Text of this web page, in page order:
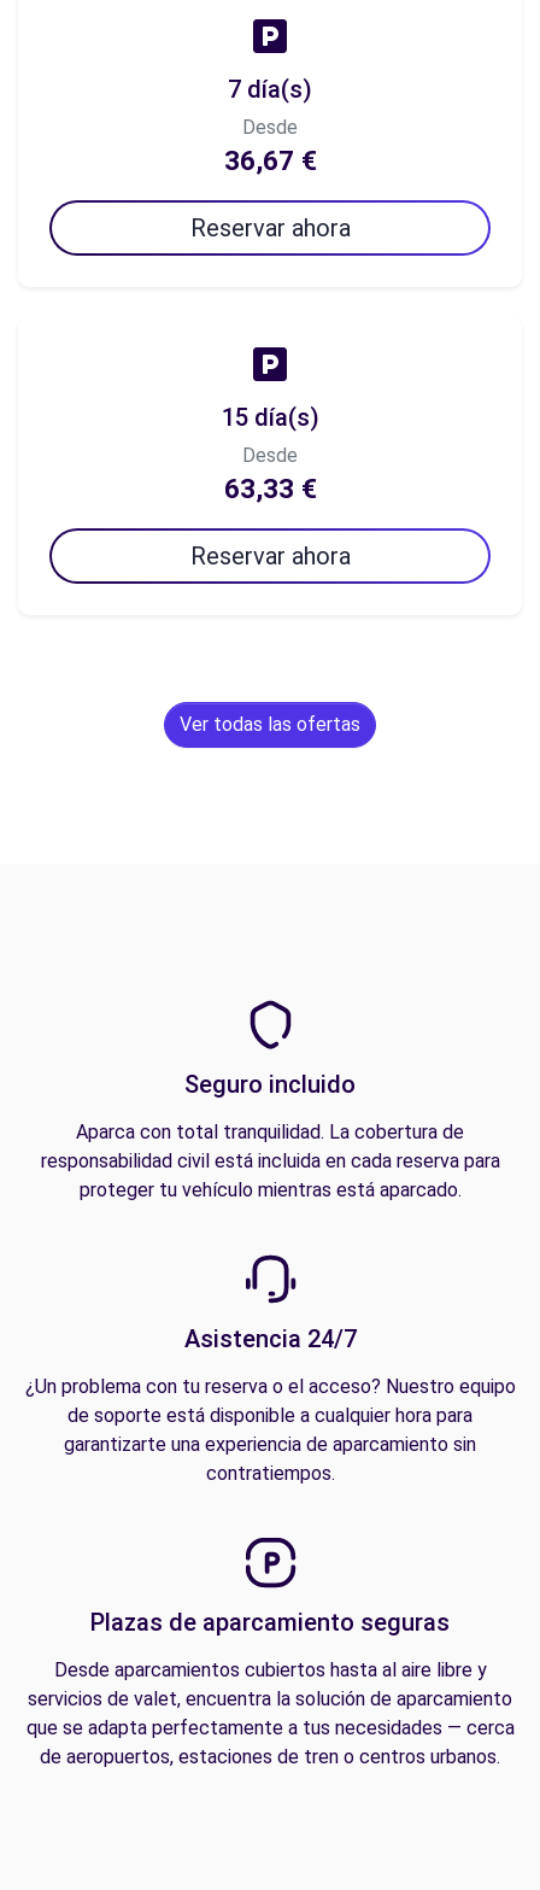
7 día(s)
Desde
36,67 €
Reservar ahora
15 día(s)
Desde
63,33 €
Reservar ahora
Ver todas las ofertas
Seguro incluido
Aparca con total tranquilidad. La cobertura de
responsabilidad civil está incluida en cada reserva para
proteger tu vehículo mientras está aparcado.
Asistencia 24/7
¿Un problema con tu reserva o el acceso? Nuestro equipo
de soporte está disponible a cualquier hora para
garantizarte una experiencia de aparcamiento sin
contratiempos.
Plazas de aparcamiento seguras
Desde aparcamientos cubiertos hasta al aire libre y
servicios de valet, encuentra la solución de aparcamiento
que se adapta perfectamente a tus necesidades — cerca
de aeropuertos, estaciones de tren o centros urbanos.